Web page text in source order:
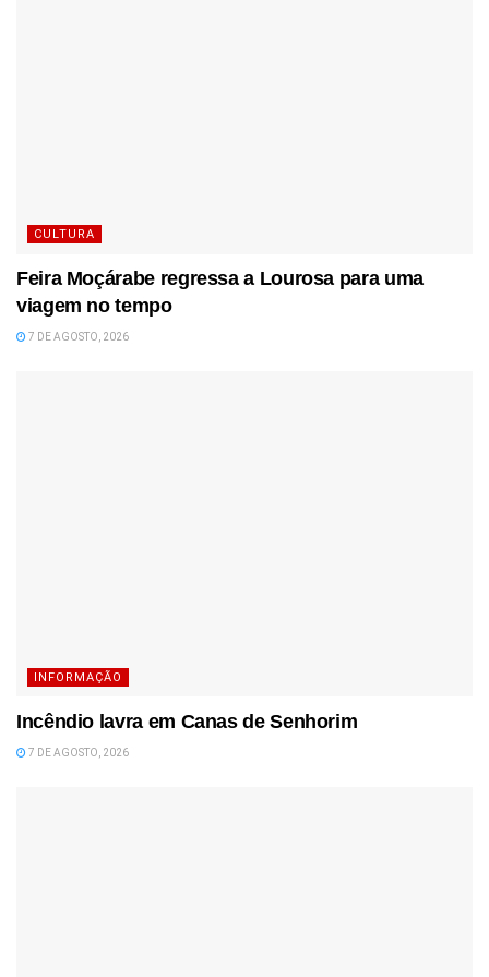
CULTURA
Feira Moçárabe regressa a Lourosa para uma
viagem no tempo
7 DE AGOSTO, 2026
INFORMAÇÃO
Incêndio lavra em Canas de Senhorim
7 DE AGOSTO, 2026